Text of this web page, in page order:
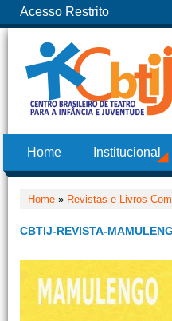
Acesso Restrito
Home Institucional
Home » Revistas e Livros
CBTIJ-REVISTA-